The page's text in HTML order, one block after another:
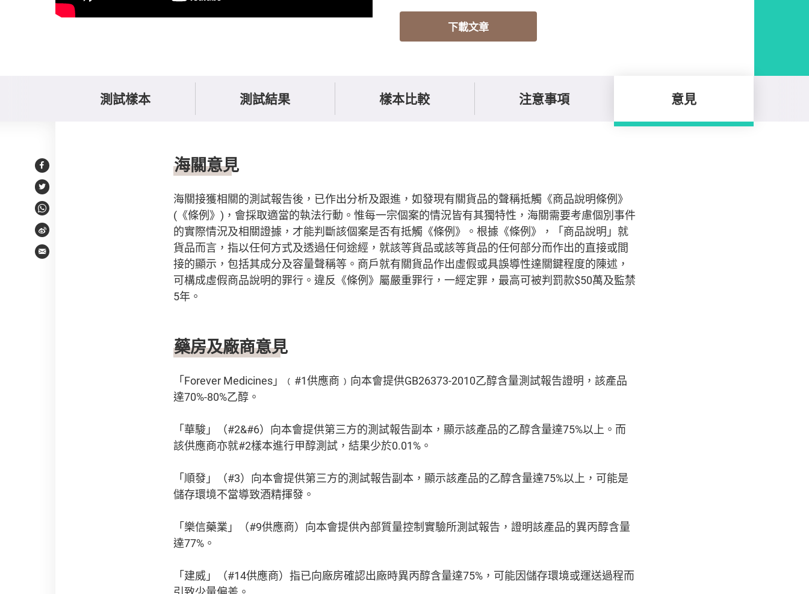
下載文章
測試樣本 測試結果 樣本比較 注意事項 意見
Facebook
Twitter
WhatsApp
Weibo
Email
海關意見
海關接獲相關的測試報告後，已作出分析及跟進，如發現有關貨品的聲稱抵觸《商品說明條例》
(《條例》)，會採取適當的執法行動。惟每一宗個案的情況皆有其獨特性，海關需要考慮個別事件
的實際情況及相關證據，才能判斷該個案是否有抵觸《條例》。根據《條例》，「商品說明」就
貨品而言，指以任何方式及透過任何途經，就該等貨品或該等貨品的任何部分而作出的直接或間
接的顯示，包括其成分及容量聲稱等。商戶就有關貨品作出虛假或具誤導性達關鍵程度的陳述，
可構成虛假商品說明的罪行。違反《條例》屬嚴重罪行，一經定罪，最高可被判罰款$50萬及監禁
5年。
藥房及廠商意見
「Forever Medicines」﹙#1供應商﹚向本會提供GB26373-2010乙醇含量測試報告證明，該產品
達70%-80%乙醇。
「華駿」（#2&#6）向本會提供第三方的測試報告副本，顯示該產品的乙醇含量達75%以上。而
該供應商亦就#2樣本進行甲醇測試，結果少於0.01%。
「順發」（#3）向本會提供第三方的測試報告副本，顯示該產品的乙醇含量達75%以上，可能是
儲存環境不當導致酒精揮發。
「樂信藥業」（#9供應商）向本會提供內部質量控制實驗所測試報告，證明該產品的異丙醇含量
達77%。
「建威」（#14供應商）指已向廠房確認出廠時異丙醇含量達75%，可能因儲存環境或運送過程而